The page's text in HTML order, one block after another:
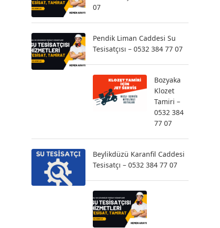
07
Pendik Liman Caddesi Su
Tesisatçısı – 0532 384 77 07
Bozyaka
Klozet
Tamiri –
0532 384
77 07
Beylikdüzü Karanfil Caddesi
Tesisatçı – 0532 384 77 07